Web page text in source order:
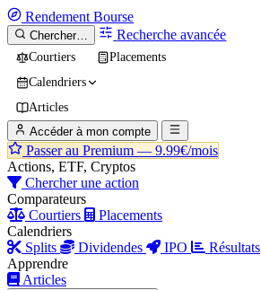
Rendement Bourse
Chercher… Recherche avancée
Courtiers
Placements
Calendriers
Articles
Accéder à mon compte
Passer au Premium — 9.99€/mois
Actions, ETF, Cryptos
Chercher une action
Comparateurs
Courtiers
Placements
Calendriers
Splits
Dividendes IPO
Résultats
Apprendre
Articles